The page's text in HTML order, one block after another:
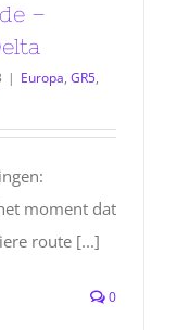
–
| Europa, GR5,
moment dat
route [...]
0